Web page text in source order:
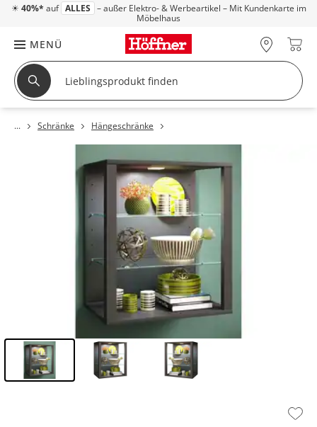
☀ 40%* auf ALLES – außer Elektro- & Werbeartikel – Mit Kundenkarte im
Möbelhaus
MENÜ
Schränke Hängeschränke